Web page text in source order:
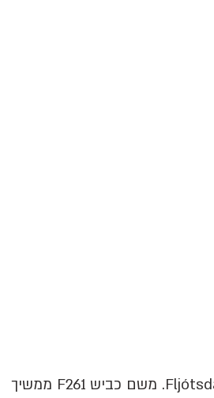
כביש 261 מתחיל ביישוב Hvolsvöllur, יוצא לכיוון מזרח והופך לכביש F261 באזור אכסניית Fljótsdalur. משם כביש F261 ממשיך